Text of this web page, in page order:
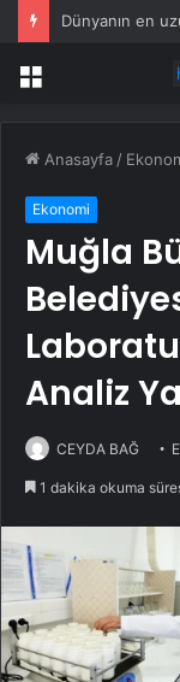
Menü
Anasayfa /
Ekonomi
Muğla
Analiz
CEYDA BAĞ
1 dakika okuma